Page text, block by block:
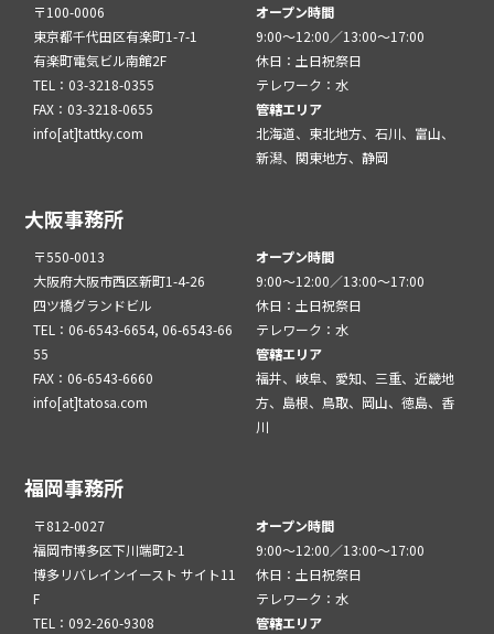
〒100-0006
東京都千代田区有楽町1-7-1
有楽町電気ビル南館2F
TEL：03-3218-0355
FAX：03-3218-0655
info[at]tattky.com
オープン時間
9:00～12:00／13:00～17:00
休日：土日祝祭日
テレワーク：水
管轄エリア
北海道、東北地方、石川、富山、
新潟、関東地方、静岡
大阪事務所
〒550-0013
大阪府大阪市西区新町1-4-26
四ツ橋グランドビル
TEL：06-6543-6654, 06-6543-66
55
FAX：06-6543-6660
info[at]tatosa.com
オープン時間
9:00～12:00／13:00～17:00
休日：土日祝祭日
テレワーク：水
管轄エリア
福井、岐阜、愛知、三重、近畿地
方、島根、鳥取、岡山、徳島、香
川
福岡事務所
〒812-0027
福岡市博多区下川端町2-1
博多リバレインイースト サイト11
F
TEL：092-260-9308
オープン時間
9:00～12:00／13:00～17:00
休日：土日祝祭日
テレワーク：水
管轄エリア